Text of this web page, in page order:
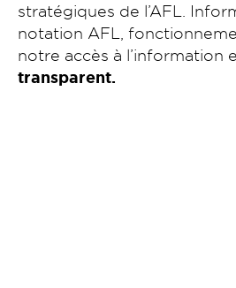
stratégiques de l’AFL.
notation AFL,
notre accès à l’information
transparent.